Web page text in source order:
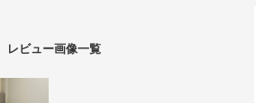
レビュー画像一覧